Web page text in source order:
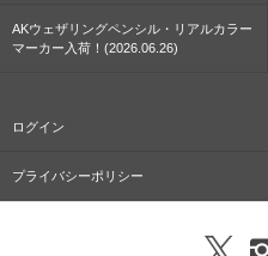
AKウェザリングペンシル・リアルカラー
マーカー入荷！(2026.06.26)
ログイン
プライバシーポリシー